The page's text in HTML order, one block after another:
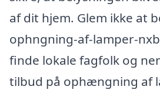
af dit hjem. Glem ikke at
ophngning-af-lamper-
finde lokale fagfolk og
tilbud på ophængning af